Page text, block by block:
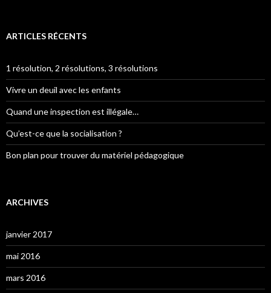
ARTICLES RÉCENTS
1 résolution, 2 résolutions, 3 résolutions
Vivre un deuil avec les enfants
Quand une inspection est illégale…
Qu’est-ce que la socialisation ?
Bon plan pour trouver du matériel pédagogique
ARCHIVES
janvier 2017
mai 2016
mars 2016